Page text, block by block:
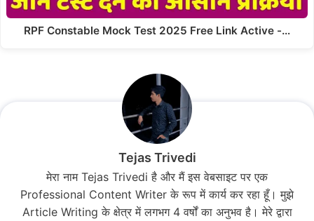
RPF Constable Mock Test 2025 Free Link Active -…
Tejas Trivedi
मेरा नाम Tejas Trivedi है और मैं इस वेबसाइट पर एक
Professional Content Writer के रूप में कार्य कर रहा हूँ। मुझे
Article Writing के क्षेत्र में लगभग 4 वर्षों का अनुभव है। मेरे द्वारा